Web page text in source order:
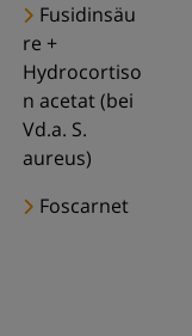
Fusidinsäu
re +
Hydrocortiso
n acetat (bei
Vd.a. S.
aureus)
Foscarnet